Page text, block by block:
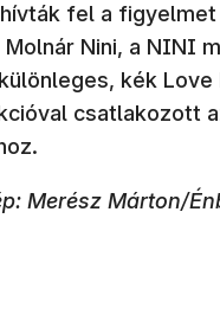
fel a figyelmet
Nini, a NINI
kék Love
csatlakozott
Merész Márton/